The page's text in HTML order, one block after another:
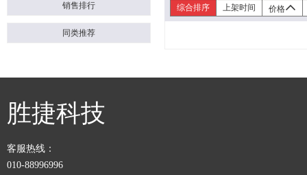
销售排行
同类推荐
综合排序 上架时间 价格
胜捷科技
客服热线：
010-88996996